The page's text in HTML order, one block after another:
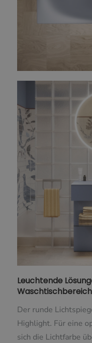
Leuchtende
Der runde
Highlight. Für eine
sich die Lichtfarbe